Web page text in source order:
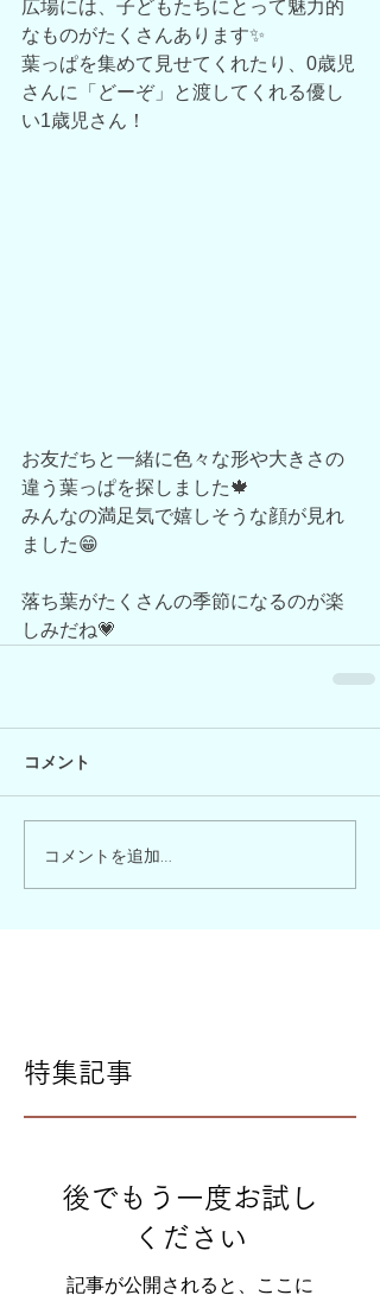
広場には、子どもたちにとって魅力的
なものがたくさんあります✨
葉っぱを集めて見せてくれたり、0歳児
さんに「どーぞ」と渡してくれる優し
い1歳児さん！
お友だちと一緒に色々な形や大きさの
違う葉っぱを探しました🍁
みんなの満足気で嬉しそうな顔が見れ
ました😁
落ち葉がたくさんの季節になるのが楽
しみだね💗
コメント
コメントを追加…
特集記事
後でもう一度お試し
ください
記事が公開されると、ここに